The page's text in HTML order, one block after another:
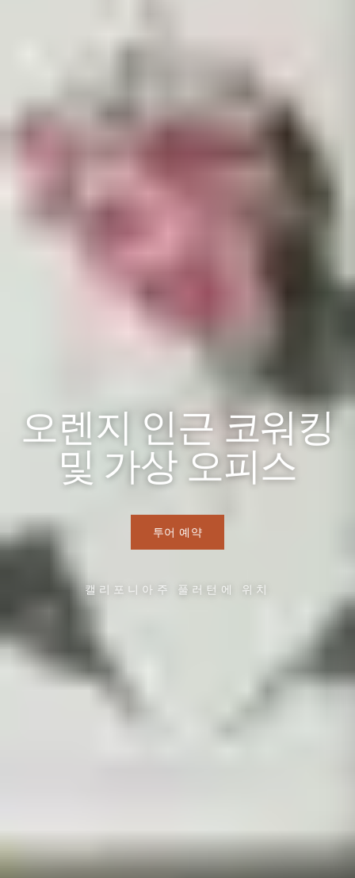
오렌지 인근 코워킹
및 가상 오피스
투어 예약
캘리포니아주 풀러턴에 위치